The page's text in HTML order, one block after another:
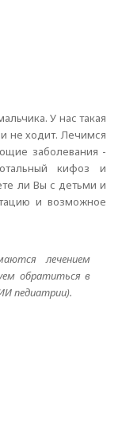
У нас такая
не ходит. Лечимся
заболевания -
кифоз и
ли Вы с детьми и
и возможное
лечением
обратиться в
педиатрии).